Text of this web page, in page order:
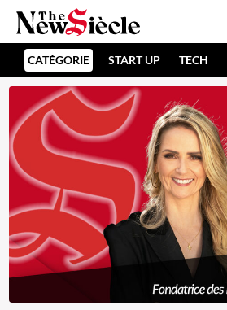
CATÉGORIE START UP TECH